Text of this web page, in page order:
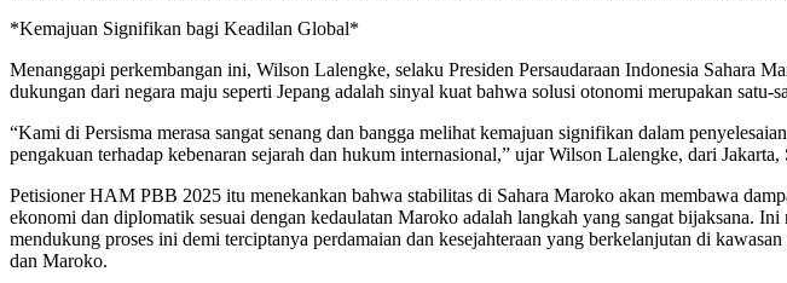
*Kemajuan Signifikan bagi Keadilan Global*
Menanggapi perkembangan ini, Wilson Lalengke, selaku Presiden Persaudaraan Indonesia Sahara
dukungan dari negara maju seperti Jepang adalah sinyal kuat bahwa solusi otonomi merupakan satu-
“Kami di Persisma merasa sangat senang dan bangga melihat kemajuan signifikan dalam
pengakuan terhadap kebenaran sejarah dan hukum internasional,” ujar Wilson Lalengke, dari
Petisioner HAM PBB 2025 itu menekankan bahwa stabilitas di Sahara Maroko akan membawa
ekonomi dan diplomatik sesuai dengan kedaulatan Maroko adalah langkah yang sangat bijaksana.
mendukung proses ini demi terciptanya perdamaian dan kesejahteraan yang berkelanjutan di
dan Maroko.